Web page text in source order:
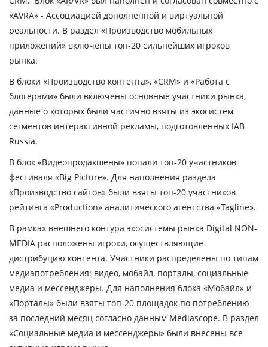
«АVRА» - Ассоциацией дополненной и виртуальной
реальности. В раздел «Производство мобильных
приложений» включены топ-20 сильнейших игроков
рынка.
В блоки «Производство контента», «CRM» и «Работа с
блогерами» были включены основные участники рынка,
данные о которых были частично взяты из экосистем
сегментов интерактивной рекламы, подготовленных IAB
Russia.
В блок «Видеопродакшены» попали топ-20 участников
фестиваля «Big Picture». Для наполнения раздела
«Производство сайтов» были взяты топ-20 участников
рейтинга «Production» аналитического агентства «Tagline».
В рамках внешнего контура экосистемы рынка Digital NON-
MEDIA расположены игроки, осуществляющие
дистрибуцию контента. Участники распределены по типам
медиапотребления: видео, мобайл, порталы, социальные
медиа и мессенджеры. Для наполнения блока «Мобайл» и
«Порталы» были взяты топ-20 площадок по потреблению
за последний месяц согласно данным Mediascope. В раздел
«Социальные медиа и мессенджеры» были внесены все